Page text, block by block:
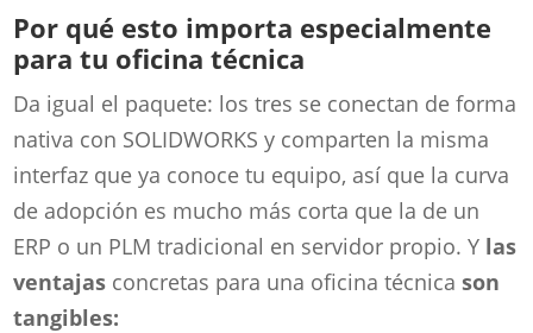
Por qué esto importa especialmente
para tu oficina técnica
Da igual el paquete: los tres se conectan de forma
nativa con SOLIDWORKS y comparten la misma
interfaz que ya conoce tu equipo, así que la curva
de adopción es mucho más corta que la de un
ERP o un PLM tradicional en servidor propio. Y las
ventajas concretas para una oficina técnicason
tangibles: